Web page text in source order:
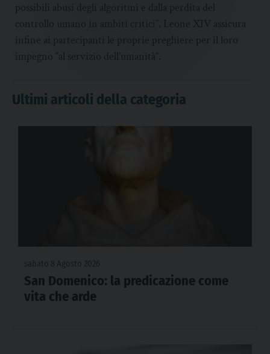
possibili abusi degli algoritmi e dalla perdita del
controllo umano in ambiti critici”. Leone XIV assicura
infine ai partecipanti le proprie preghiere per il loro
impegno “al servizio dell’umanità”.
Ultimi articoli della categoria
San Domenico: la predicazione come
vita che arde